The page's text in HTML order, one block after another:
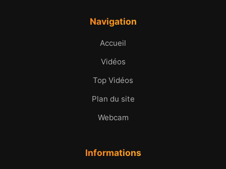
Navigation
Accueil
Vidéos
Top Vidéos
Plan du site
Webcam
Informations